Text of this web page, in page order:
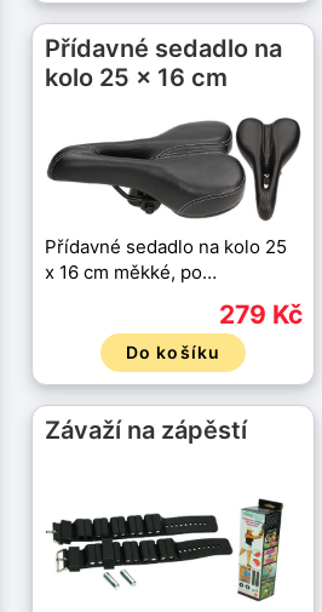
Přídavné sedadlo na
kolo 25 x 16 cm
Přídavné sedadlo na kolo 25
x 16 cm měkké, po…
279 Kč
Do košíku
Závaží na zápěstí